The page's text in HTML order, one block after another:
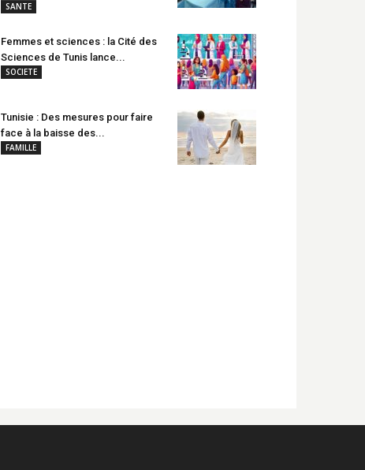
SANTE
Femmes et sciences : la Cité des
Sciences de Tunis lance...
SOCIETE
Tunisie : Des mesures pour faire
face à la baisse des...
FAMILLE